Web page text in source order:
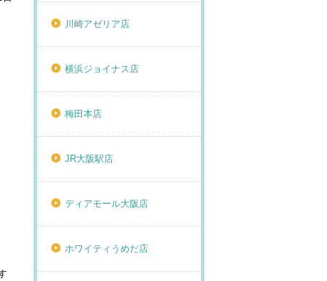
川崎アゼリア店
横浜ジョイナス店
梅田本店
JR大阪駅店
ディアモール大阪店
ホワイティうめだ店